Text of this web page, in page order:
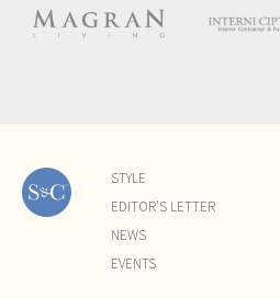
STYLE
EDITOR'S LETTER
NEWS
EVENTS